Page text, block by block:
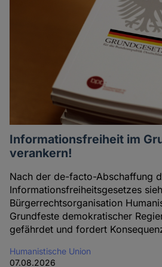
Informationsfreiheit im
verankern!
Nach der de-facto-Abschaffung
Informationsfreiheitsgesetzes
Bürgerrechtsorganisation
Grundfeste demokratischer
gefährdet und fordert
Humanistische Union
07.08.2026